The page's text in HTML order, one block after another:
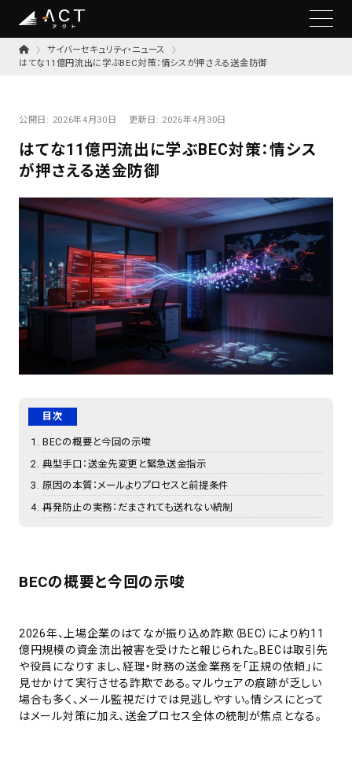
サイバーセキュリティ・ニュース
はてな11億円流出に学ぶBEC対策：情シスが押さえる送金防御
公開日: 2026年4月30日 更新日: 2026年4月30日
はてな11億円流出に学ぶBEC対策：情シス
が押さえる送金防御
目次
BECの概要と今回の示唆
典型手口：送金先変更と緊急送金指示
原因の本質：メールよりプロセスと前提条件
再発防止の実務：だまされても送れない統制
BECの概要と今回の示唆
2026年、上場企業のはてなが振り込め詐欺（BEC）により約11
億円規模の資金流出被害を受けたと報じられた。BECは取引先
や役員になりすまし、経理・財務の送金業務を「正規の依頼」に
見せかけて実行させる詐欺である。マルウェアの痕跡が乏しい
場合も多く、メール監視だけでは見逃しやすい。情シスにとって
はメール対策に加え、送金プロセス全体の統制が焦点となる。